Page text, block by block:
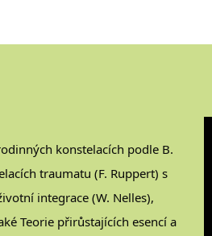
konstelacích podle B.
traumatu (F. Ruppert) s
integrace (W. Nelles),
Teorie přirůstajících esencí a